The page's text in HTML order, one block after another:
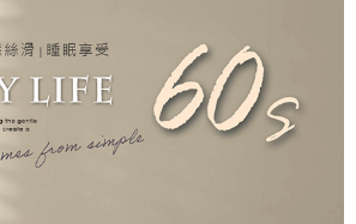
取消欲退款等相關疑問，請聯繫「AFTEE先享後付
support/home
有限公司提供之「AFTEE先享後付」服務完成之交
圍內提供個人資料，並將交易相關給付款項請求債
公司。
，請瀏覽以下網址：
先徵得法定代理人或監護人之同意方可使用
含以上)免運費
含以上)免運費
含以上)免運費